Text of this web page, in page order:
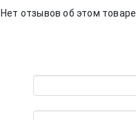
Нет отзывов об этом товаре.